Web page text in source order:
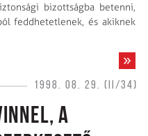
bizottságba betenni,
feddhetetlenek, és akiknek
1998. 08. 29. (II/34)
A